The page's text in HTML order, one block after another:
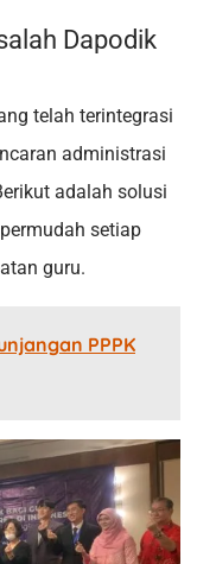
Dapodik
telah terintegrasi
administrasi
adalah solusi
setiap
guru.
PPPK